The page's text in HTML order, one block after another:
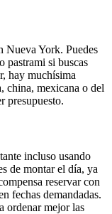
Nueva York. Puedes
pastrami si buscas
hay muchísima
china, mexicana o del
presupuesto.
incluso usando
de montar el día, ya
reservar con
fechas demandadas.
ordenar mejor las